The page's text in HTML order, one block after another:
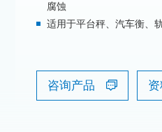
腐蚀
适用于平台秤、汽车衡、
咨询产品